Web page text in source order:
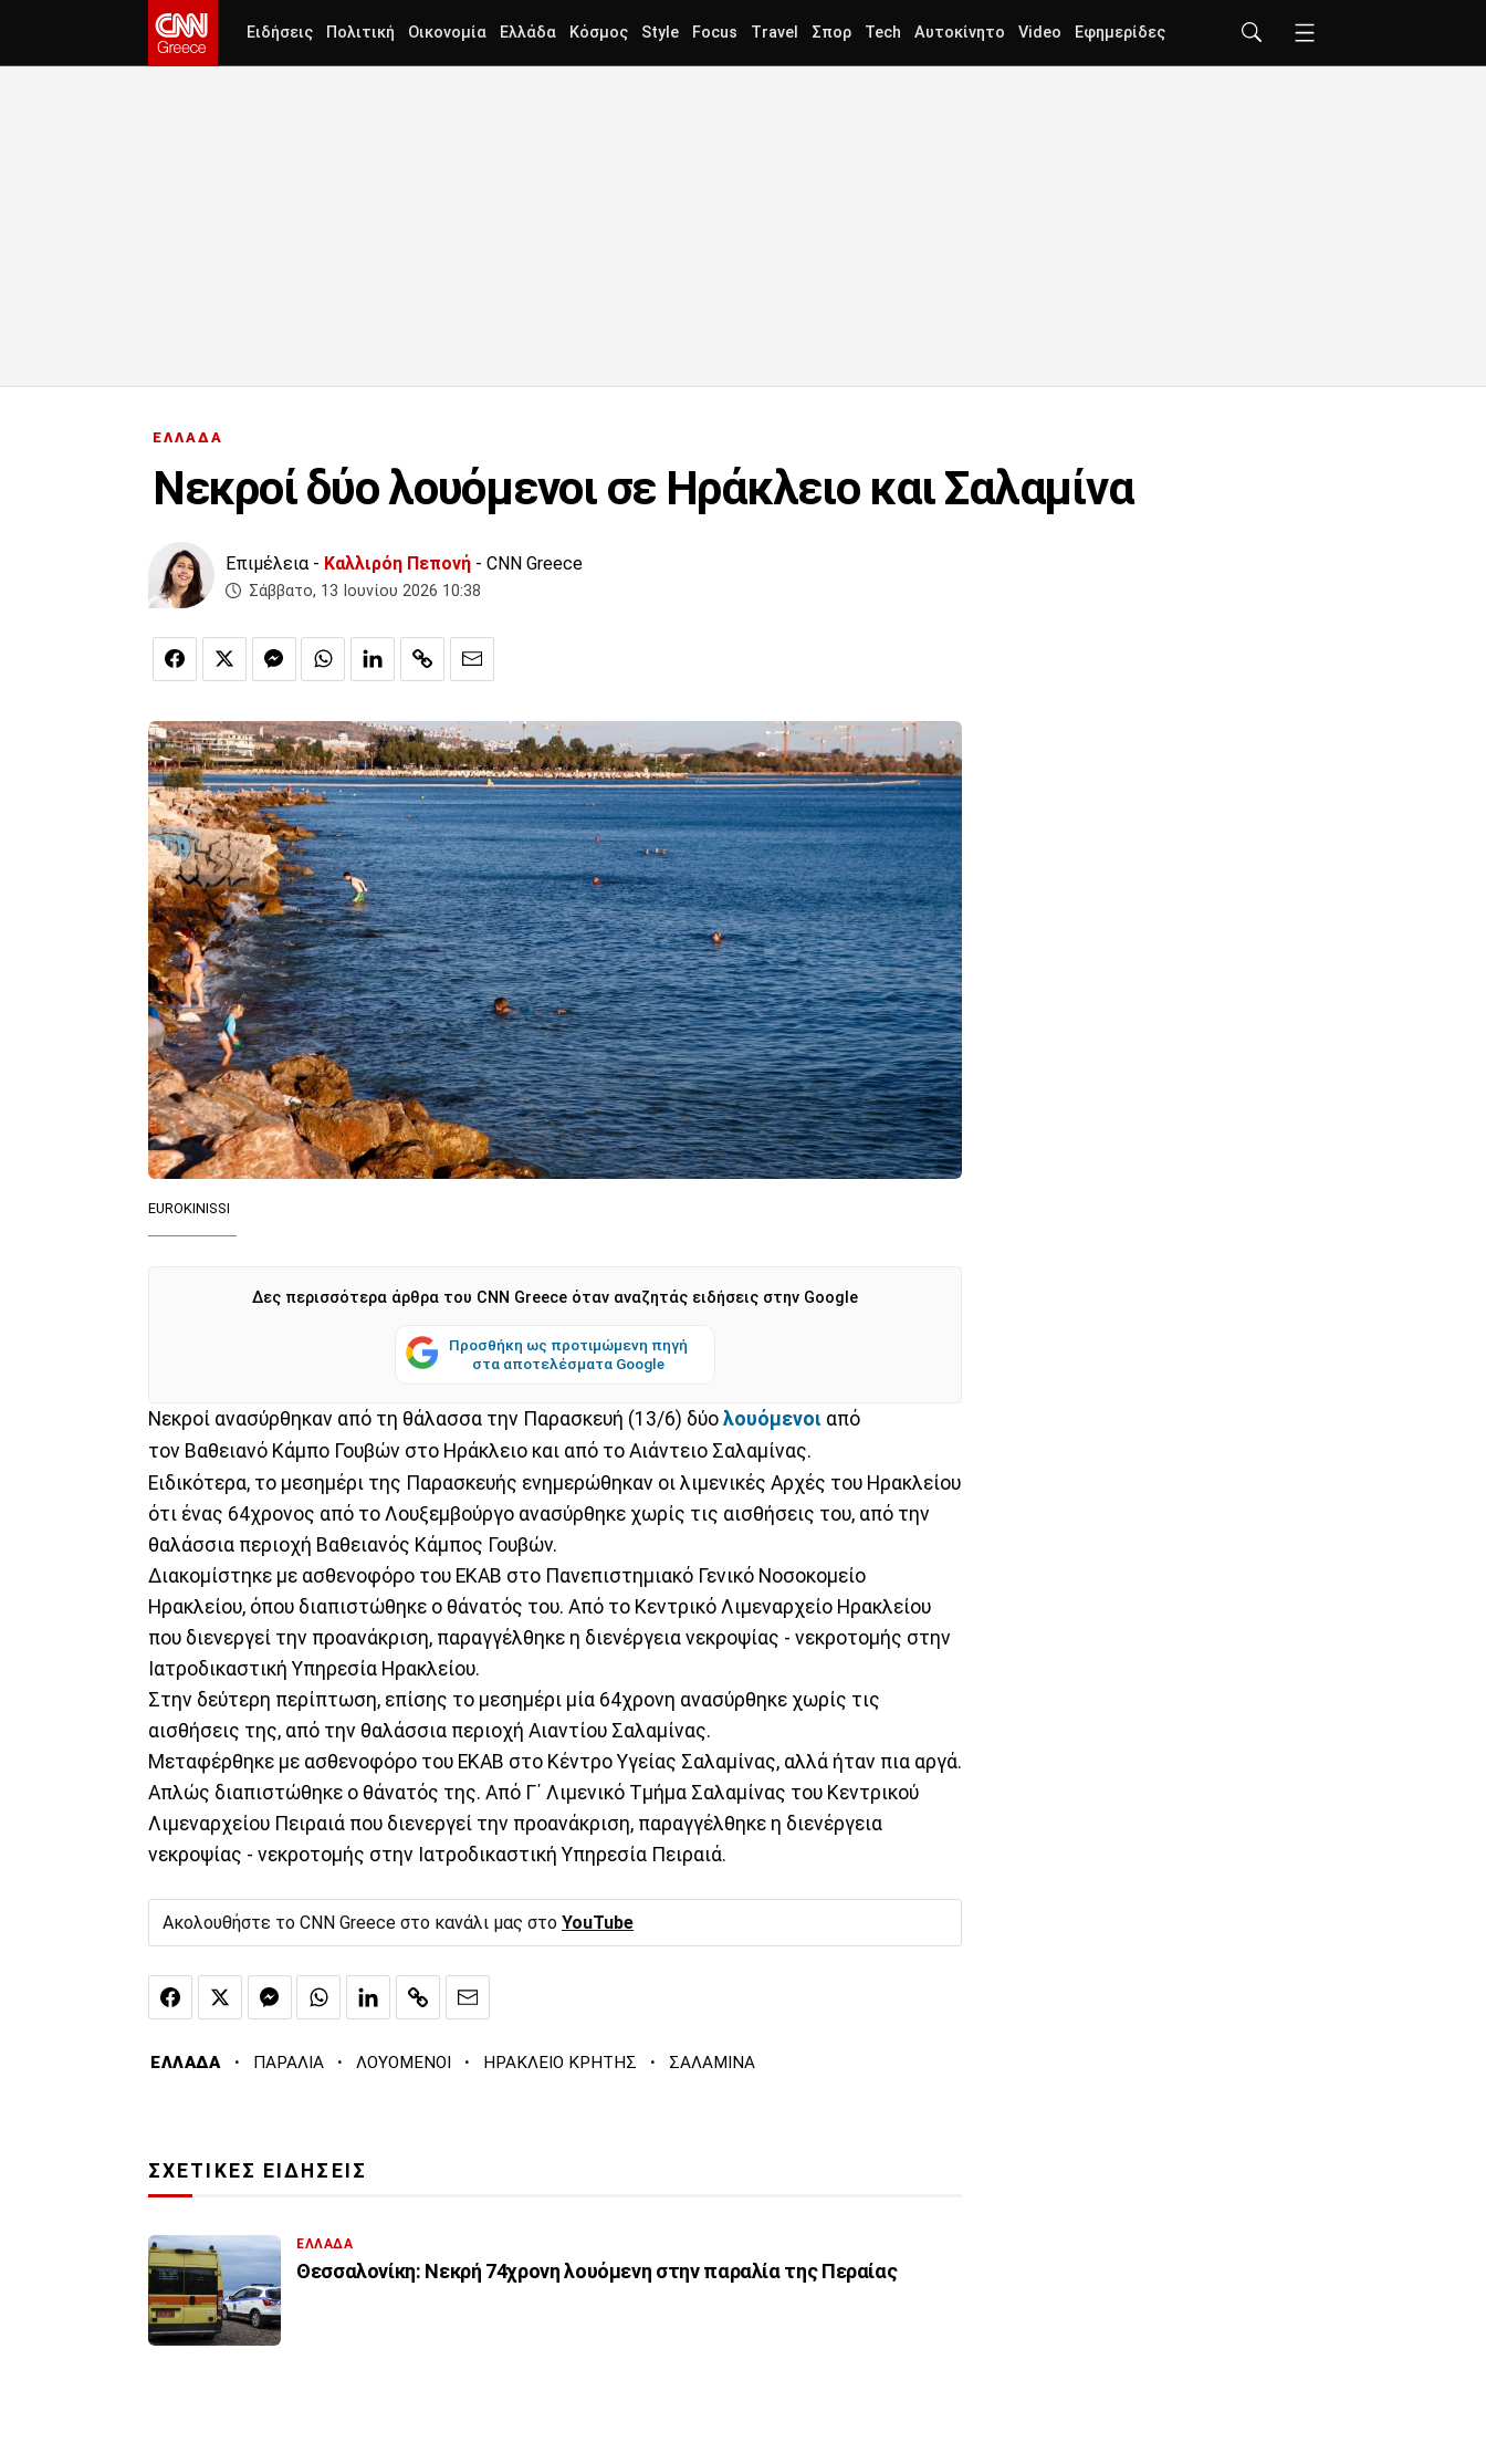
Ειδήσεις Πολιτική Οικονομία Ελλάδα Κόσμος Style Focus Travel Σπορ Tech Αυτοκίνητο Video Εφημερίδες
ΕΛΛΑΔΑ
Νεκροί δύο λουόμενοι σε Ηράκλειο και Σαλαμίνα
Επιμέλεια - Καλλιρόη Πεπονή - CNN Greece
Σάββατο, 13 Ιουνίου 2026 10:38
EUROKINISSI
Δες περισσότερα άρθρα του CNN Greece όταν αναζητάς ειδήσεις στην Google
Προσθήκη ως προτιμώμενη πηγή
στα αποτελέσματα Google
Νεκροί ανασύρθηκαν από τη θάλασσα την Παρασκευή (13/6) δύο λουόμενοι από
τον Βαθειανό Κάμπο Γουβών στο Ηράκλειο και από το Αιάντειο Σαλαμίνας.
Ειδικότερα, το μεσημέρι της Παρασκευής ενημερώθηκαν οι λιμενικές Αρχές του Ηρακλείου
ότι ένας 64χρονος από το Λουξεμβούργο ανασύρθηκε χωρίς τις αισθήσεις του, από την
θαλάσσια περιοχή Βαθειανός Κάμπος Γουβών.
Διακομίστηκε με ασθενοφόρο του ΕΚΑΒ στο Πανεπιστημιακό Γενικό Νοσοκομείο
Ηρακλείου, όπου διαπιστώθηκε ο θάνατός του. Από το Κεντρικό Λιμεναρχείο Ηρακλείου
που διενεργεί την προανάκριση, παραγγέλθηκε η διενέργεια νεκροψίας - νεκροτομής στην
Ιατροδικαστική Υπηρεσία Ηρακλείου.
Στην δεύτερη περίπτωση, επίσης το μεσημέρι μία 64χρονη ανασύρθηκε χωρίς τις
αισθήσεις της, από την θαλάσσια περιοχή Αιαντίου Σαλαμίνας.
Μεταφέρθηκε με ασθενοφόρο του ΕΚΑΒ στο Κέντρο Υγείας Σαλαμίνας, αλλά ήταν πια αργά.
Απλώς διαπιστώθηκε ο θάνατός της. Από Γ΄ Λιμενικό Τμήμα Σαλαμίνας του Κεντρικού
Λιμεναρχείου Πειραιά που διενεργεί την προανάκριση, παραγγέλθηκε η διενέργεια
νεκροψίας - νεκροτομής στην Ιατροδικαστική Υπηρεσία Πειραιά.
Ακολουθήστε το CNN Greece στο κανάλι μας στο YouTube
ΕΛΛΑΔΑ · ΠΑΡΑΛΙΑ · ΛΟΥΟΜΕΝΟΙ · ΗΡΑΚΛΕΙΟ ΚΡΗΤΗΣ · ΣΑΛΑΜΙΝΑ
ΣΧΕΤΙΚΕΣ ΕΙΔΗΣΕΙΣ
ΕΛΛΑΔΑ
Θεσσαλονίκη: Νεκρή 74χρονη λουόμενη στην παραλία της Περαίας